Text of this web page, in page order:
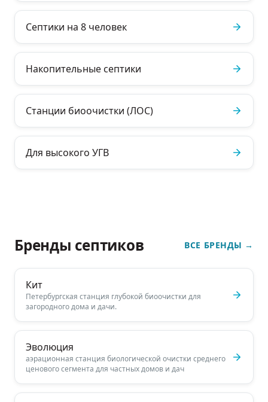
Септики на 8 человек
Накопительные септики
Станции биоочистки (ЛОС)
Для высокого УГВ
Бренды септиков ВСЕ БРЕНДЫ →
Кит
Петербургская станция глубокой биоочистки для
загородного дома и дачи.
Эволюция
аэрационная станция биологической очистки среднего
ценового сегмента для частных домов и дач